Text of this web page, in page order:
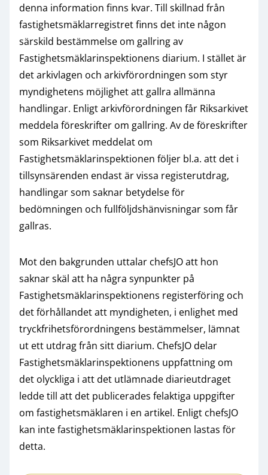
denna information finns kvar. Till skillnad från
fastighetsmäklarregistret finns det inte någon
särskild bestämmelse om gallring av
Fastighetsmäklarinspektionens diarium. I stället är
det arkivlagen och arkivförordningen som styr
myndighetens möjlighet att gallra allmänna
handlingar. Enligt arkivförordningen får Riksarkivet
meddela föreskrifter om gallring. Av de föreskrifter
som Riksarkivet meddelat om
Fastighetsmäklarinspektionen följer bl.a. att det i
tillsynsärenden endast är vissa registerutdrag,
handlingar som saknar betydelse för
bedömningen och fullföljdshänvisningar som får
gallras.
Mot den bakgrunden uttalar chefsJO att hon
saknar skäl att ha några synpunkter på
Fastighetsmäklarinspektionens registerföring och
det förhållandet att myndigheten, i enlighet med
tryckfrihetsförordningens bestämmelser, lämnat
ut ett utdrag från sitt diarium. ChefsJO delar
Fastighetsmäklarinspektionens uppfattning om
det olyckliga i att det utlämnade diarieutdraget
ledde till att det publicerades felaktiga uppgifter
om fastighetsmäklaren i en artikel. Enligt chefsJO
kan inte fastighetsmäklarinspektionen lastas för
detta.